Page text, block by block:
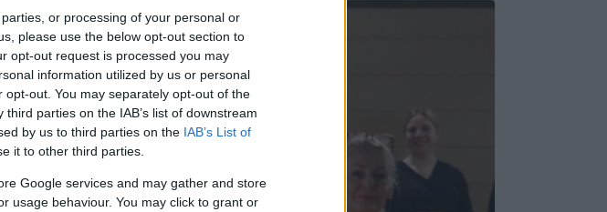
or processing of your personal or
please use the below opt-out section to
opt-out request is processed you may
information utilized by us or personal
out. You may separately opt-out of the
parties on the IAB’s list of downstream
by us to third parties on the IAB’s List of
it to other third parties.
Google services and may gather and store
usage behaviour. You may click to grant or